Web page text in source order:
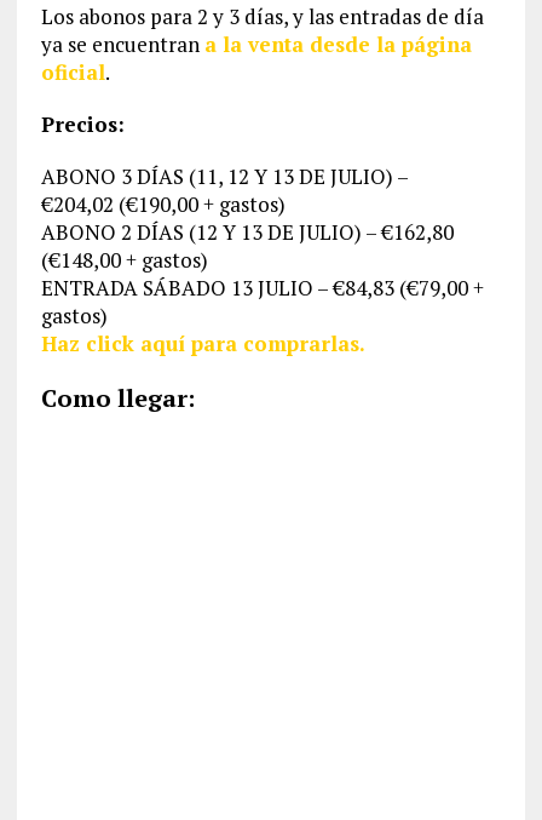
Los abonos para 2 y 3 días, y las entradas de día
ya se encuentran a la venta desde la página
oficial.
Precios:
ABONO 3 DÍAS (11, 12 Y 13 DE JULIO) –
€204,02 (€190,00 + gastos)
ABONO 2 DÍAS (12 Y 13 DE JULIO) – €162,80
(€148,00 + gastos)
ENTRADA SÁBADO 13 JULIO – €84,83 (€79,00 +
gastos)
Haz click aquí para comprarlas.
Como llegar: